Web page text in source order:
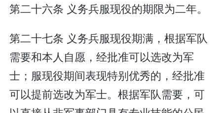
第二十六条 义务兵服现役的期限为二年。
第二十七条 义务兵服现役期满，根据军队
需要和本人自愿，经批准可以选改为军
士；服现役期间表现特别优秀的，经批准
可以提前选改为军士。根据军队需要，可